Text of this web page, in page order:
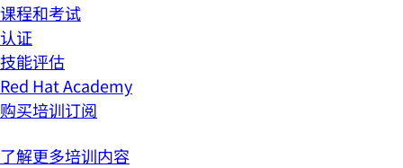
课程和考试
认证
技能评估
Red Hat Academy
购买培训订阅
了解更多培训内容